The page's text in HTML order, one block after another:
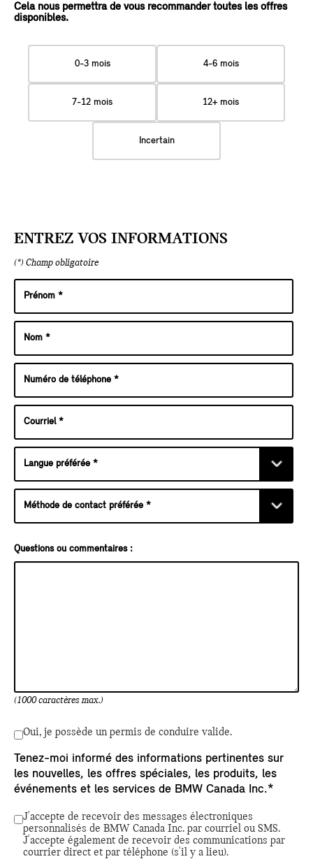
Cela nous permettra de vous recommander toutes les offres
disponibles.
0-3 mois 4-6 mois
7-12 mois 12+ mois
Incertain
ENTREZ VOS INFORMATIONS
(*) Champ obligatoire
Questions ou commentaires :
(1000 caractères max.)
Oui, je possède un permis de conduire valide.
Tenez-moi informé des informations pertinentes sur
les nouvelles, les offres spéciales, les produits, les
événements et les services de BMW Canada Inc.*
J'accepte de recevoir des messages électroniques
personnalisés de BMW Canada Inc. par courriel ou SMS.
J'accepte également de recevoir des communications par
courrier direct et par téléphone (s'il y a lieu).